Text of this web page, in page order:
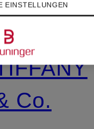
Co.
EINSTELLUNGEN